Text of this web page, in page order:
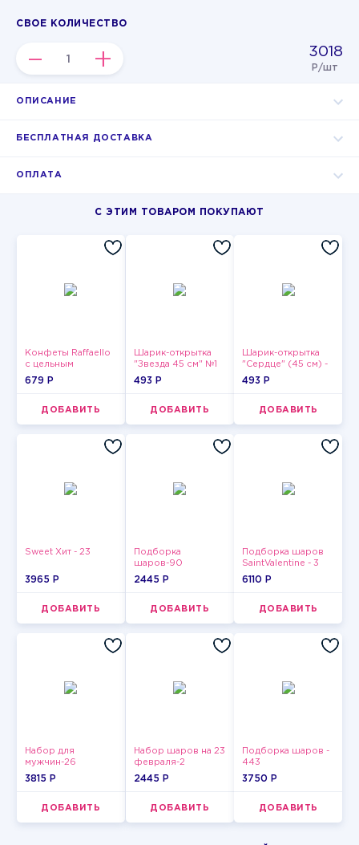
СВОЕ КОЛИЧЕСТВО
– + 3018
Р/шт
ОПИСАНИЕ
БЕСПЛАТНАЯ ДОСТАВКА
ОПЛАТА
С ЭТИМ ТОВАРОМ ПОКУПАЮТ
Конфеты Raffaello
с цельным
миндальным
обсыпке 150 г
679 P
ДОБАВИТЬ
Шарик-открытка
"Звезда 45 см" №1
493 P
ДОБАВИТЬ
Шарик-открытка
"Сердце" (45 см) -
2
493 P
ДОБАВИТЬ
Sweet Хит - 23
3965 P
ДОБАВИТЬ
Подборка
шаров-90
2445 P
ДОБАВИТЬ
Подборка шаров
SaintValentine - 3
6110 P
ДОБАВИТЬ
Набор для
мужчин-26
3815 P
ДОБАВИТЬ
Набор шаров на 23
февраля-2
2445 P
ДОБАВИТЬ
Подборка шаров -
443
3750 P
ДОБАВИТЬ